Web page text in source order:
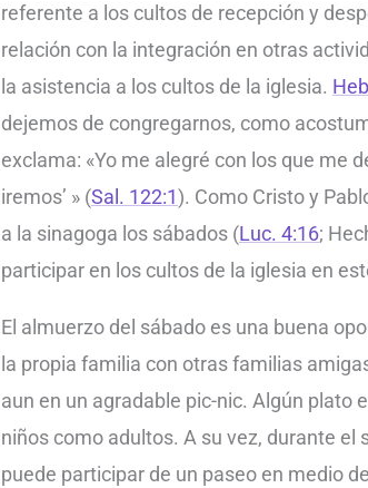
referente a los cultos de recepción y
relación con la integración en otras
la asistencia a los cultos de la iglesia.
dejemos de congregarnos, como
exclama: «Yo me alegré con los que me
iremos’ » (Sal. 122:1). Como Cristo y
a la sinagoga los sábados (Luc. 4:16;
participar en los cultos de la iglesia en
El almuerzo del sábado es una buena
la propia familia con otras familias
aun en un agradable pic-nic. Algún plato
niños como adultos. A su vez, durante el
puede participar de un paseo en medio